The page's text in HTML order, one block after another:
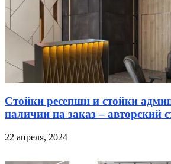
Стойки ресепшн и стойки
наличии на заказ – авторский
22 апреля, 2024